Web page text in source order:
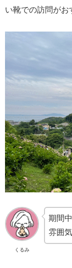
い靴での訪問がお
くるみ
期間
雰囲